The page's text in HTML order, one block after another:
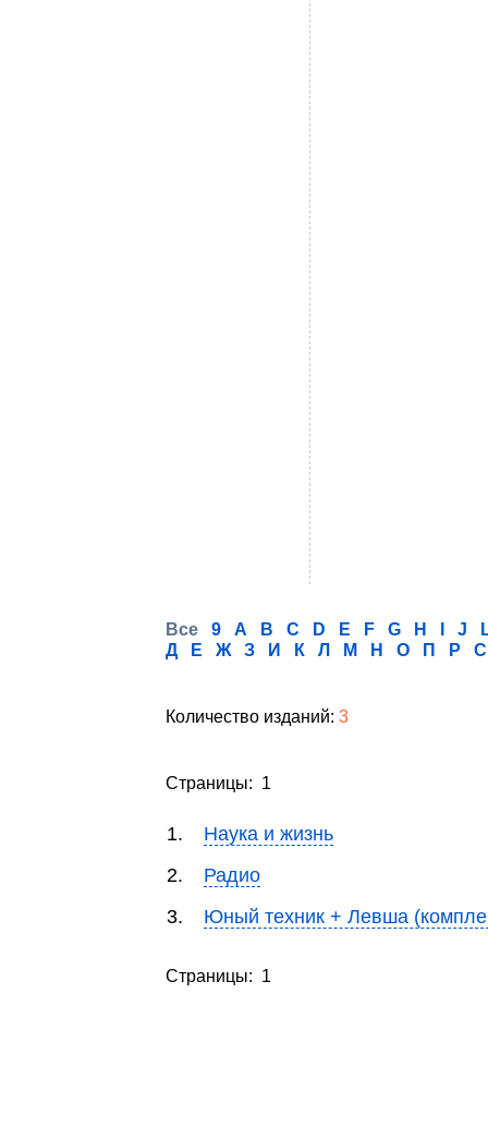
Все 9 A B C D E F G H J
Д
Е Ж З И К Л М Н О П Р С
Количество изданий: 3
Страницы: 1
1.
Наука и жизнь
2.
Радио
3.
Юный техник + Левша
Страницы: 1